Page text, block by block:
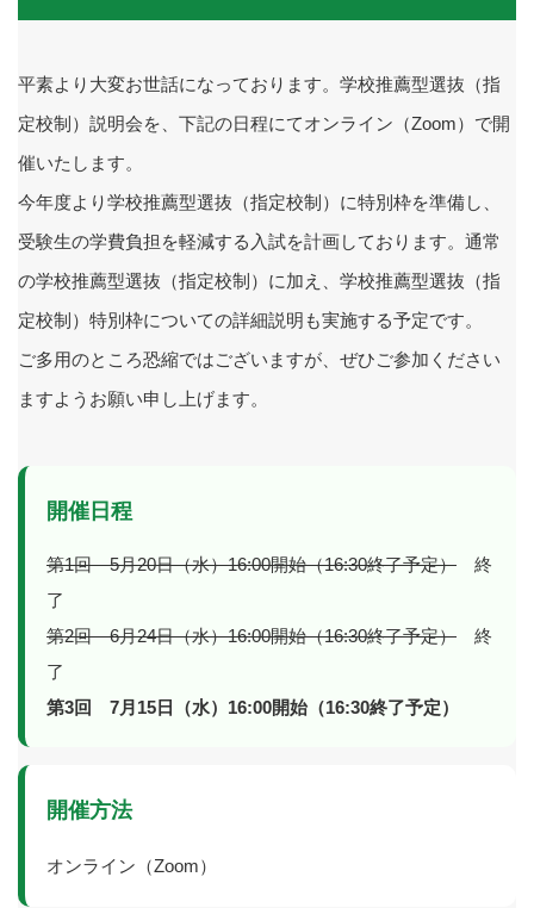
平素より大変お世話になっております。学校推薦型選抜（指
定校制）説明会を、下記の日程にてオンライン（Zoom）で開
催いたします。
今年度より学校推薦型選抜（指定校制）に特別枠を準備し、
受験生の学費負担を軽減する入試を計画しております。通常
の学校推薦型選抜（指定校制）に加え、学校推薦型選抜（指
定校制）特別枠についての詳細説明も実施する予定です。
ご多用のところ恐縮ではございますが、ぜひご参加ください
ますようお願い申し上げます。
開催日程
第1回 5月20日（水）16:00開始（16:30終了予定） 終
了
第2回 6月24日（水）16:00開始（16:30終了予定） 終
了
第3回 7月15日（水）16:00開始（16:30終了予定）
開催方法
オンライン（Zoom）